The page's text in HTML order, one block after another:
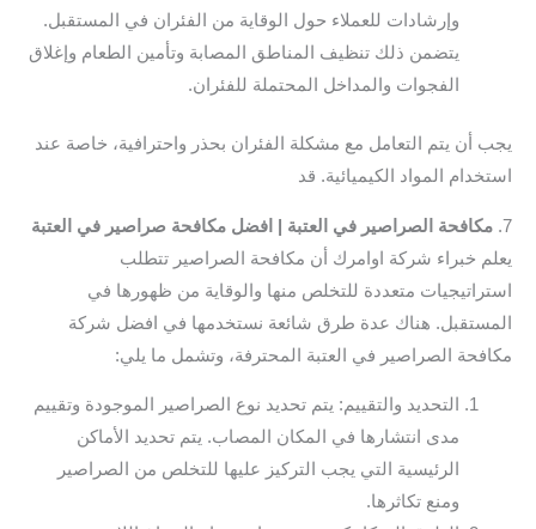
وإرشادات للعملاء حول الوقاية من الفئران في المستقبل.
يتضمن ذلك تنظيف المناطق المصابة وتأمين الطعام وإغلاق
الفجوات والمداخل المحتملة للفئران.
يجب أن يتم التعامل مع مشكلة الفئران بحذر واحترافية، خاصة عند
استخدام المواد الكيميائية. قد
7. مكافحة الصراصير في العتبة | افضل مكافحة صراصير في العتبة
يعلم خبراء شركة اوامرك أن مكافحة الصراصير تتطلب
استراتيجيات متعددة للتخلص منها والوقاية من ظهورها في
المستقبل. هناك عدة طرق شائعة نستخدمها في افضل شركة
مكافحة الصراصير في العتبة المحترفة، وتشمل ما يلي:
التحديد والتقييم: يتم تحديد نوع الصراصير الموجودة وتقييم
مدى انتشارها في المكان المصاب. يتم تحديد الأماكن
الرئيسية التي يجب التركيز عليها للتخلص من الصراصير
ومنع تكاثرها.